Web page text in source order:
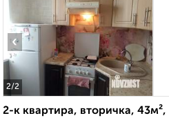
2/2
‹
2-к квартира, вторичка,